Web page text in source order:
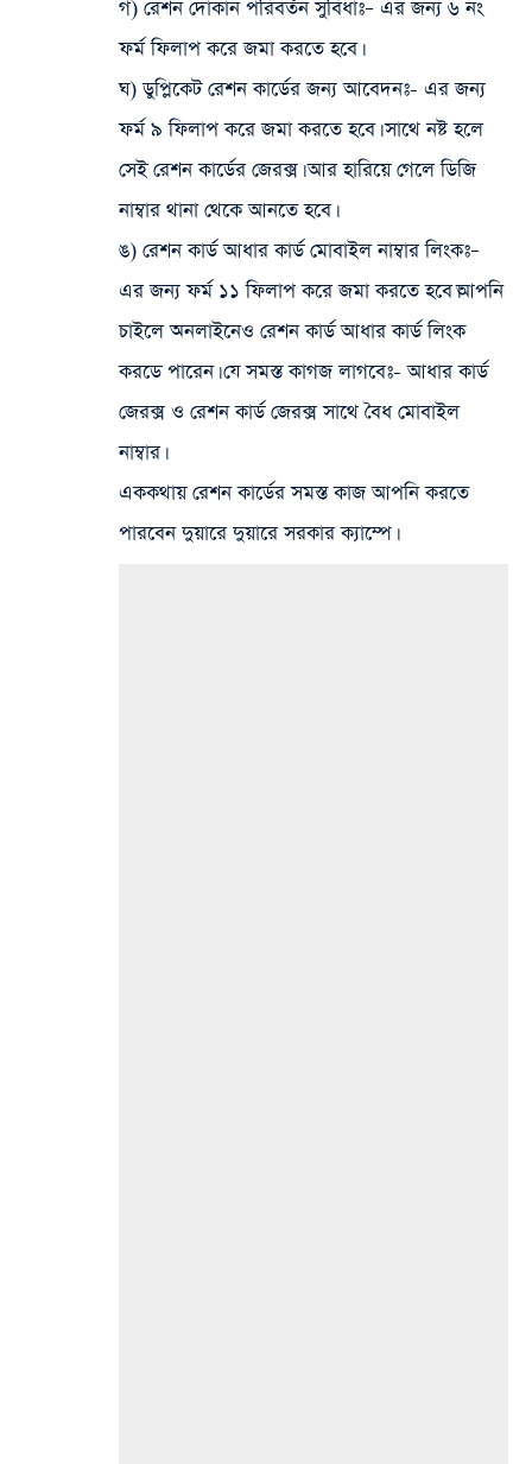
গ) রেশন দোকান পরিবর্তন সুবিধাঃ– এর জন্য ৬ নং
ফর্ম ফিলাপ করে জমা করতে হবে।
ঘ) ডুপ্লিকেট রেশন কার্ডের জন্য আবেদনঃ- এর জন্য
ফর্ম ৯ ফিলাপ করে জমা করতে হবে। সাথে নষ্ট হলে
সেই রেশন কার্ডের জেরক্স। আর হারিয়ে গেলে ডিজি
নাম্বার থানা থেকে আনতে হবে।
ঙ) রেশন কার্ড আধার কার্ড মোবাইল নাম্বার লিংকঃ–
এর জন্য ফর্ম ১১ ফিলাপ করে জমা করতে হবে।আপনি
চাইলে অনলাইনেও রেশন কার্ড আধার কার্ড লিংক
করডে পারেন। যে সমস্ত কাগজ লাগবেঃ- আধার কার্ড
জেরক্স ও রেশন কার্ড জেরক্স সাথে বৈধ মোবাইল
নাম্বার।
এককথায় রেশন কার্ডের সমস্ত কাজ আপনি করতে
পারবেন দুয়ারে দুয়ারে সরকার ক্যাম্পে।